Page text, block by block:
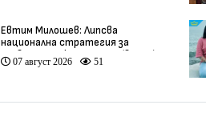
Евтим Милошев: Липсва
национална стратегия за
развитие на културата (видео)
07 август 2026 51